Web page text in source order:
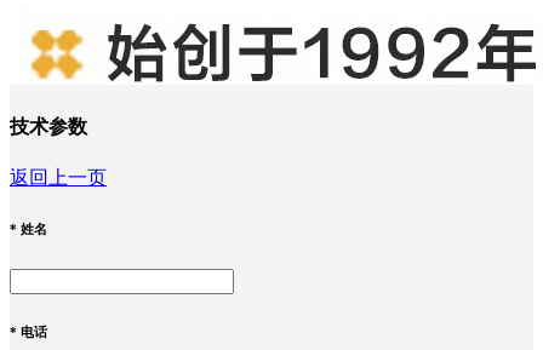
技术参数
返回上一页
* 姓名
* 电话